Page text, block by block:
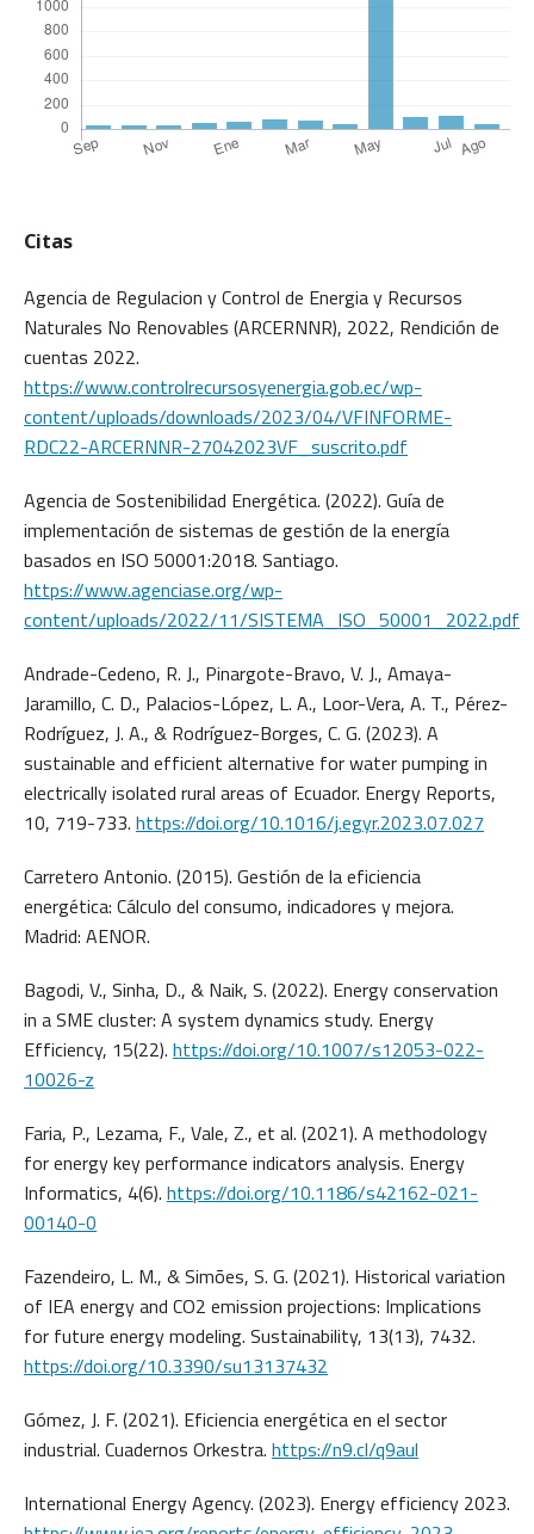
Citas
Agencia de Regulacion y Control de Energia y Recursos
Naturales No Renovables (ARCERNNR), 2022, Rendición de
cuentas 2022.
https://www.controlrecursosyenergia.gob.ec/wp-
content/uploads/downloads/2023/04/VFINFORME-
RDC22-ARCERNNR-27042023VF_suscrito.pdf
Agencia de Sostenibilidad Energética. (2022). Guía de
implementación de sistemas de gestión de la energía
basados en ISO 50001:2018. Santiago.
https://www.agenciase.org/wp-
content/uploads/2022/11/SISTEMA_ISO_50001_2022.pdf
Andrade-Cedeno, R. J., Pinargote-Bravo, V. J., Amaya-
Jaramillo, C. D., Palacios-López, L. A., Loor-Vera, A. T., Pérez-
Rodríguez, J. A., & Rodríguez-Borges, C. G. (2023). A
sustainable and efficient alternative for water pumping in
electrically isolated rural areas of Ecuador. Energy Reports,
10, 719-733. https://doi.org/10.1016/j.egyr.2023.07.027
Carretero Antonio. (2015). Gestión de la eficiencia
energética: Cálculo del consumo, indicadores y mejora.
Madrid: AENOR.
Bagodi, V., Sinha, D., & Naik, S. (2022). Energy conservation
in a SME cluster: A system dynamics study. Energy
Efficiency, 15(22). https://doi.org/10.1007/s12053-022-
10026-z
Faria, P., Lezama, F., Vale, Z., et al. (2021). A methodology
for energy key performance indicators analysis. Energy
Informatics, 4(6). https://doi.org/10.1186/s42162-021-
00140-0
Fazendeiro, L. M., & Simões, S. G. (2021). Historical variation
of IEA energy and CO2 emission projections: Implications
for future energy modeling. Sustainability, 13(13), 7432.
https://doi.org/10.3390/su13137432
Gómez, J. F. (2021). Eficiencia energética en el sector
industrial. Cuadernos Orkestra. https://n9.cl/q9aul
International Energy Agency. (2023). Energy efficiency 2023.